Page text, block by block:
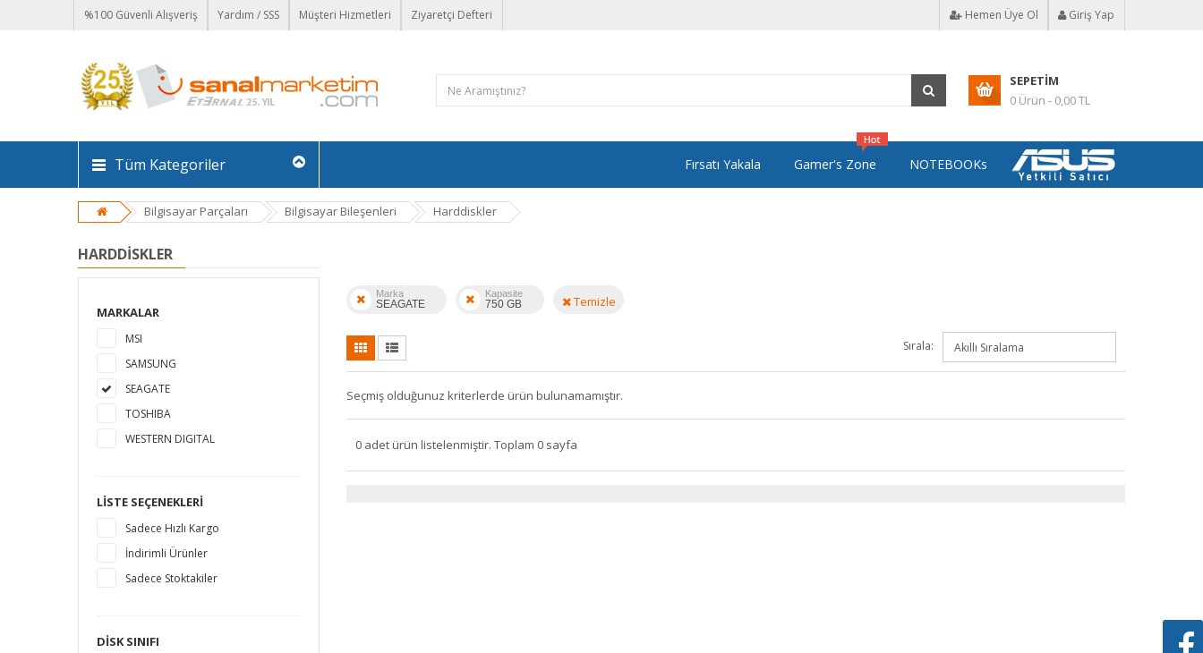
%100 Güvenli Alışveriş Yardım / SSS Müşteri Hizmetleri Ziyaretçi Defteri Hemen Üye Ol Giriş Yap
SEPETIM
0 Ürün - 0,00 TL
Tüm Kategoriler Fırsatı Yakala Gamer's Zone NOTEBOOKs
Bilgisayar Parçaları Bilgisayar Bileşenleri Harddiskler
HARDDISKLER
MARKALAR
MSI
SAMSUNG
SEAGATE
TOSHIBA
WESTERN DIGITAL
LISTE SEÇENEKLERI
Sadece Hızlı Kargo
İndirimli Ürünler
Sadece Stoktakiler
DISK SINIFI
Marka
SEAGATE
Kapasite
750 GB Temizle
Sırala:
Seçmiş olduğunuz kriterlerde ürün bulunamamıştır.
0 adet ürün listelenmiştir. Toplam 0 sayfa